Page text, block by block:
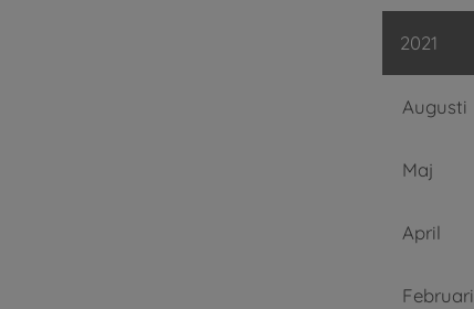
2021
Augusti
Maj
April
Februari